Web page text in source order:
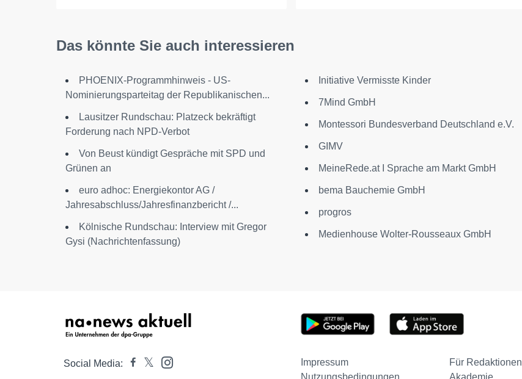
Das könnte Sie auch interessieren
PHOENIX-Programmhinweis - US-
Nominierungsparteitag der Republikanischen...
Lausitzer Rundschau: Platzeck bekräftigt
Forderung nach NPD-Verbot
Von Beust kündigt Gespräche mit SPD und
Grünen an
euro adhoc: Energiekontor AG /
Jahresabschluss/Jahresfinanzbericht /...
Kölnische Rundschau: Interview mit Gregor
Gysi (Nachrichtenfassung)
Initiative Vermisste Kinder
7Mind GmbH
Montessori Bundesverband Deutschland e.V.
GIMV
MeineRede.at I Sprache am Markt GmbH
bema Bauchemie GmbH
progros
Medienhouse Wolter-Rousseaux GmbH
Social Media: Impressum Für Redaktionen
Nutzungsbedingungen
Akademie